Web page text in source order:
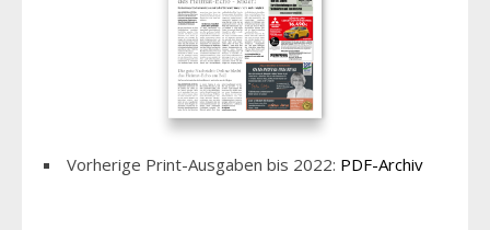
Vorherige Print-Ausgaben bis 2022: PDF-Archiv